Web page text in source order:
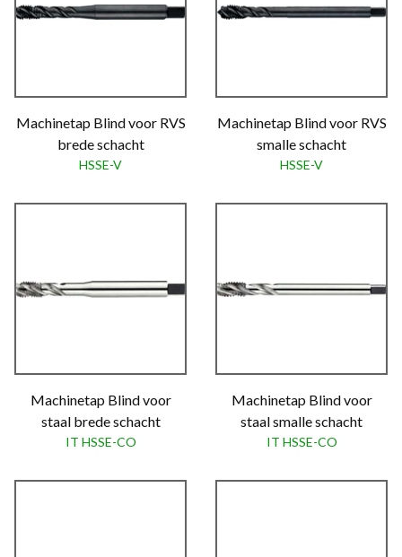
Machinetap Blind voor RVS
brede schacht
HSSE-V
Machinetap Blind voor RVS
smalle schacht
HSSE-V
Machinetap Blind voor
staal brede schacht
IT HSSE-CO
Machinetap Blind voor
staal smalle schacht
IT HSSE-CO